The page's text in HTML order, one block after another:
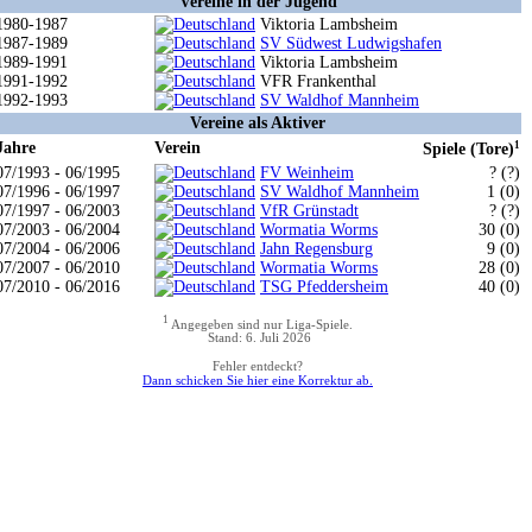
1987
1989
1991
1992
1993
Viktoria Lambsheim
SV Südwest Ludwigshafen
Viktoria Lambsheim
VFR Frankenthal
SV Waldhof Mannheim
Vereine als Aktiver
Verein Spiele (Tore)1
1993 - 06/1995
1996 - 06/1997
1997 - 06/2003
2003 - 06/2004
2004 - 06/2006
2007 - 06/2010
2010 - 06/2016
FV Weinheim
SV Waldhof Mannheim
VfR Grünstadt
Wormatia Worms
Jahn Regensburg
Wormatia Worms
TSG Pfeddersheim
? (?)
1 (0)
? (?)
30 (0)
9 (0)
28 (0)
40 (0)
1 Angegeben sind nur Liga-Spiele.
Stand: 6. Juli 2026
Fehler entdeckt?
Dann schicken Sie hier eine Korrektur ab.